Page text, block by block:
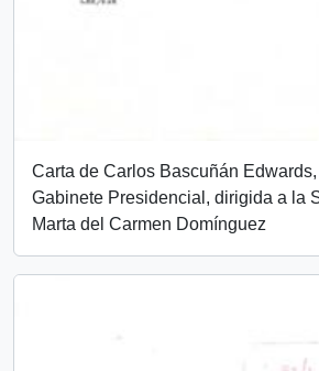
Carta de Carlos Bascuñán
Gabinete Presidencial, dirigida a la
Marta del Carmen Domínguez